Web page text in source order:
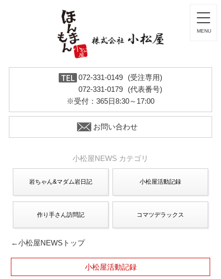
072-331-0149
(受注専用)
072-331-0179
(代表番号)
※受付：365日8:30～17:00
お問い合わせ
小松屋NEWS カテゴリ
岩ちゃん&マダム岩日記 小松屋活動記録
作り手さん訪問記 コマツデラックス
←小松屋NEWSトップ
小松屋活動記録